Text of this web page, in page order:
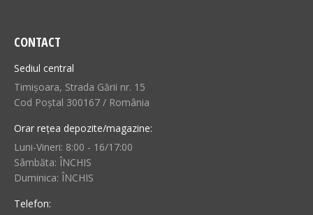
CONTACT
Sediul central
Timișoara, Strada Gării nr. 15
Cod Poștal 300167 / România
Orar rețea depozite/magazine:
Luni-Vineri: 8:00 - 16/17:00
Sâmbăta: ÎNCHIS
Duminica: ÎNCHIS
Telefon: